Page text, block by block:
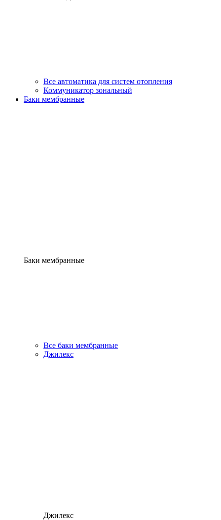
Все автоматика для систем отопления
Коммуникатор зональный
Баки мембранные
Баки мембранные
Все баки мембранные
Джилекс
Джилекс